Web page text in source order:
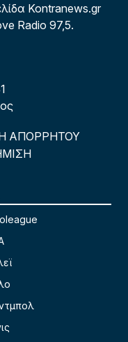
Kontranews.gr
Radio 97,5.
ΑΠΟΡΡΗΤΟΥ